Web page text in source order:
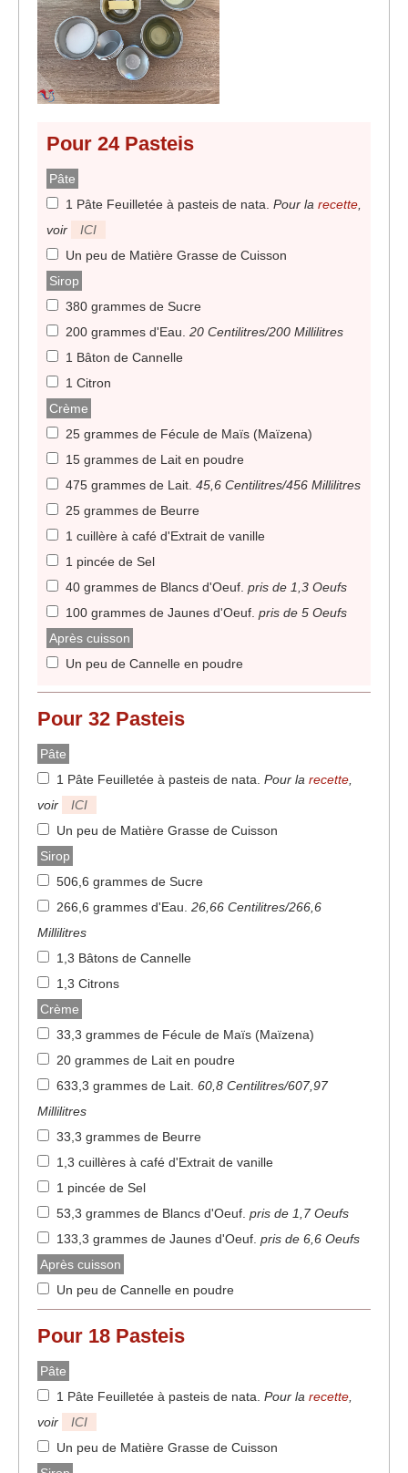
Pour 24Pasteis
Pâte
1 Pâte Feuilletée à pasteis de nata Pour la recette
voir
ICI
Un peu de Matière Grasse de Cuisson
Sirop
380 grammes de Sucre
200 grammes d'Eau 20 Centilitres/200 Millilitres
1 Bâton de Cannelle
1 Citron
Crème
25 grammes de Fécule de Maïs (Maïzena)
15 grammes de Lait en poudre
475 grammes de Lait 45,6 Centilitres/456 Millilitres
25 grammes de Beurre
1 cuillère à café d'Extrait de vanille
1 pincée de Sel
40 grammes de Blancs d'Oeuf pris de 1,3 Oeufs
100 grammes de Jaunes d'Oeuf pris de 5 Oeufs
Après cuisson
Un peu de Cannelle en poudre
Pour 32 Pasteis
Pâte
1 Pâte Feuilletée à pasteis de nata Pour la recette
voir
ICI
Un peu de Matière Grasse de Cuisson
Sirop
506,6 grammes de Sucre
266,6 grammes d'Eau 26,66 Centilitres/266,6
Millilitres
1,3 Bâtons de Cannelle
1,3 Citrons
Crème
33,3 grammes de Fécule de Maïs (Maïzena)
20 grammes de Lait en poudre
633,3 grammes de Lait 60,8 Centilitres/607,97
Millilitres
33,3 grammes de Beurre
1,3 cuillères à café d'Extrait de vanille
1 pincée de Sel
53,3 grammes de Blancs d'Oeuf pris de 1,7 Oeufs
133,3 grammes de Jaunes d'Oeuf pris de 6,6 Oeufs
Après cuisson
Un peu de Cannelle en poudre
Pour 18 Pasteis
Pâte
1 Pâte Feuilletée à pasteis de nata Pour la recette
voir
ICI
Un peu de Matière Grasse de Cuisson